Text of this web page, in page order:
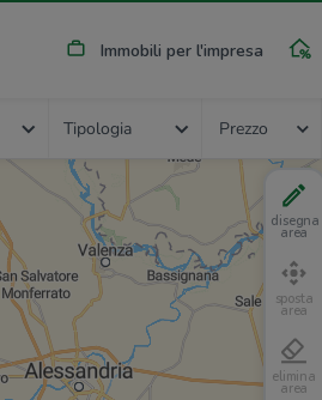
Immobili per l'impresa
Tipologia Prezzo
disegna
area
sposta
area
elimina
area